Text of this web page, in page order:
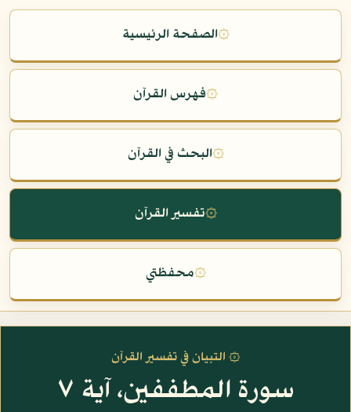
۞الصفحة الرئيسية
۞فهرس القرآن
۞البحث في القرآن
۞تفسير القرآن
۞محفظتي
۞ التبيان في تفسير القرآن
سورة المطففين، آية ٧